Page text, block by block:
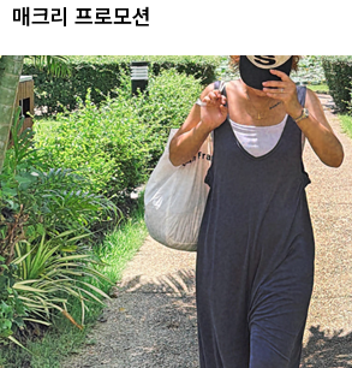
매크리 프로모션